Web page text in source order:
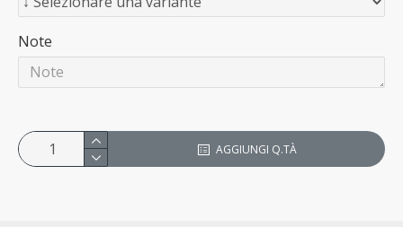
Note
AGGIUNGI Q.TÀ